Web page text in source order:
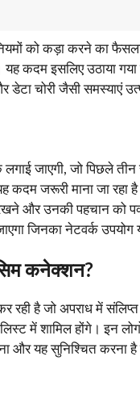
को कड़ा करने का
कदम इसलिए उठाया गया
चोरी जैसी समस्याएं
जाएगी, जो पिछले
कदम जरूरी माना जा
रखने और उनकी पहचान
जिनका नेटवर्क
कनेक्शन?
रही है जो अपराध में
में शामिल होंगे। इन
और यह सुनिश्चित करना